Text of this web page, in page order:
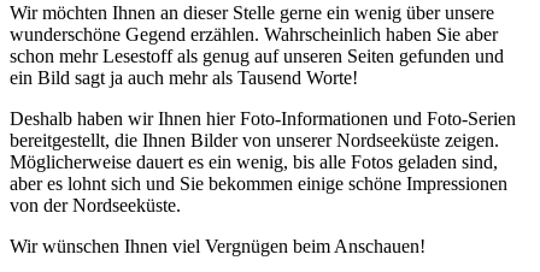
Wir möchten Ihnen an dieser Stelle gerne ein wenig über unsere
wunderschöne Gegend erzählen. Wahrscheinlich haben Sie aber
schon mehr Lesestoff als genug auf unseren Seiten gefunden und
ein Bild sagt ja auch mehr als Tausend Worte!
Deshalb haben wir Ihnen hier Foto-Informationen und Foto-Serien
bereitgestellt, die Ihnen Bilder von unserer Nordseeküste zeigen.
Möglicherweise dauert es ein wenig, bis alle Fotos geladen sind,
aber es lohnt sich und Sie bekommen einige schöne Impressionen
von der Nordseeküste.
Wir wünschen Ihnen viel Vergnügen beim Anschauen!